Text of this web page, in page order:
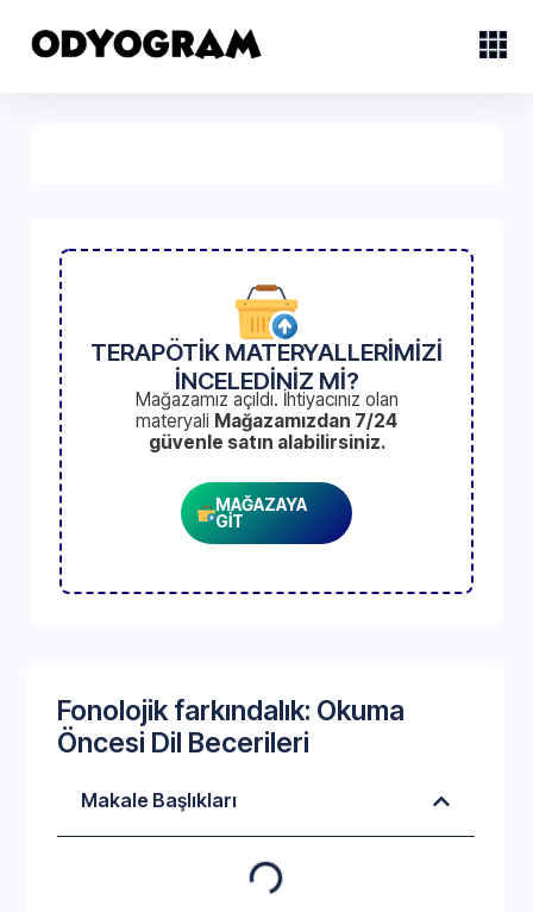
TERAPÖTİK MATERYALLERİMİZİ
İNCELEDİNİZ Mİ?
Mağazamız açıldı. İhtiyacınız olan
materyali Mağazamızdan 7/24
güvenle satın alabilirsiniz.
MAĞAZAYA
GİT
Fonolojik farkındalık: Okuma
Öncesi Dil Becerileri
Makale Başlıkları